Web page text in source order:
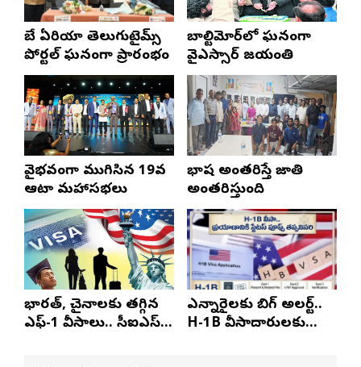
బే ఏరియా తెలుగుటైమ్స్
పోర్టల్ ఘనంగా ప్రారంభం
బాల్టిమోర్‌లో ఘనంగా
వైఎస్సార్‌ జయంతి
వైభవంగా ముగిసిన 19వ
ఆటా మహాసభలు
భాష అంతరిస్తే జాతి
అంతరిస్తుంది
భారత్, చైనాలకు తగ్గిన
ఎఫ్-1 వీసాలు.. సీఐఎస్
ఎన్నారైలకు బిగ్ అలర్ట్..
H-1B వీసాదారులకు